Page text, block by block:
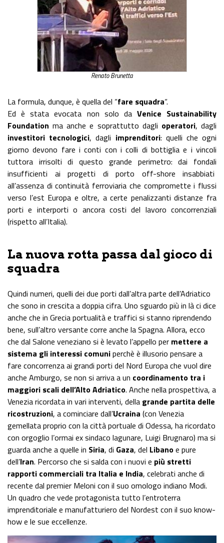
Renato Brunetta
La formula, dunque, è quella del “fare squadra“.
Ed è stata evocata non solo da Venice Sustainability
Foundation ma anche e soprattutto dagli operatori, dagli
investitori tecnologici, dagli imprenditori: quelli che ogni
giorno devono fare i conti con i colli di bottiglia e i vincoli
tuttora irrisolti di questo grande perimetro: dai fondali
insufficienti ai progetti di porto off-shore insabbiati
all’assenza di continuità ferroviaria che compromette i flussi
verso l’est Europa e oltre, a certe penalizzanti distanze fra
porti e interporti o ancora costi del lavoro concorrenziali
(rispetto all’Italia).
La nuova rotta passa dal gioco di
squadra
Quindi numeri, quelli dei due porti dall’altra parte dell’Adriatico
che sono in crescita a doppia cifra. Uno sguardo più in là ci dice
anche che in Grecia portualità e traffici si stanno riprendendo
bene, sull’altro versante corre anche la Spagna. Allora, ecco
che dal Salone veneziano si è levato l’appello per mettere a
sistema gli interessi comuniperchè è illusorio pensare a
fare concorrenza ai grandi porti del Nord Europa che vuol dire
anche Amburgo, se non si arriva a un coordinamento tra i
maggiori scali dell’Alto Adriatico. Anche nella prospettiva, a
Venezia ricordata in vari interventi, della grande partita delle
ricostruzioni, a cominciare dall’Ucraina (con Venezia
gemellata proprio con la città portuale di Odessa, ha ricordato
con orgoglio l’ormai ex sindaco lagunare, Luigi Brugnaro) ma si
guarda anche a quelle in Siria, di Gaza, del Libanoe pure
dell’Iran. Percorso che si salda con i nuovi e più stretti
rapporti commerciali tra Italia e India, celebrati anche di
recente dal premier Meloni con il suo omologo indiano Modi.
Un quadro che vede protagonista tutto l’entroterra
imprenditoriale e manufatturiero del Nordest con il suo know-
how e le sue eccellenze.